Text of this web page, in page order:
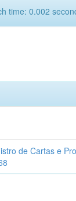
time: 0.002
de Cartas e